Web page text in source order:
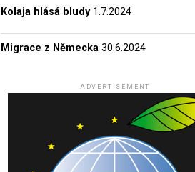
Kolaja hlásá bludy 1.7.2024
Migrace z Německa 30.6.2024
ADVERTISEMENT